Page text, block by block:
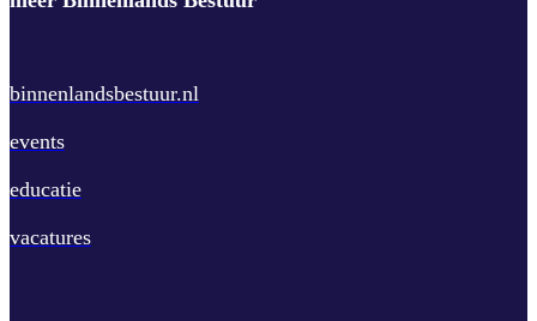
binnenlandsbestuur.nl
events
educatie
vacatures